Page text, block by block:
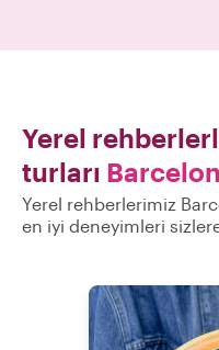
Yerel
turları
Yerel rehberlerimiz
en iyi deneyimleri